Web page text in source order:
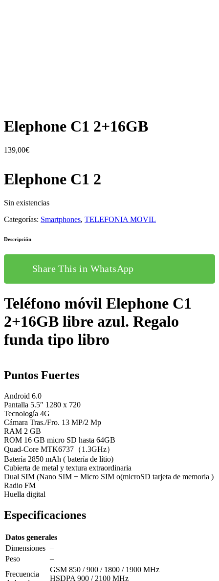
Elephone C1 2+16GB
139,00€
Elephone C1 2
Sin existencias
Categorías: Smartphones, TELEFONIA MOVIL
Descripción
Share This in WhatsApp
Teléfono móvil Elephone C1
2+16GB libre azul. Regalo
funda tipo libro
Puntos Fuertes
Android 6.0
Pantalla 5.5″ 1280 x 720
Tecnología 4G
Cámara Tras./Fro. 13 MP/2 Mp
RAM 2 GB
ROM 16 GB micro SD hasta 64GB
Quad-Core MTK6737（1.3GHz）
Batería 2850 mAh ( batería de lítio)
Cubierta de metal y textura extraordinaria
Dual SIM (Nano SIM + Micro SIM o(microSD tarjeta de memoria )
Radio FM
Huella digital
Especificaciones
Datos generales
Dimensiones –
Peso
–
Frecuencia
GSM 850 / 900 / 1800 / 1900 MHz
HSDPA 900 / 2100 MHz